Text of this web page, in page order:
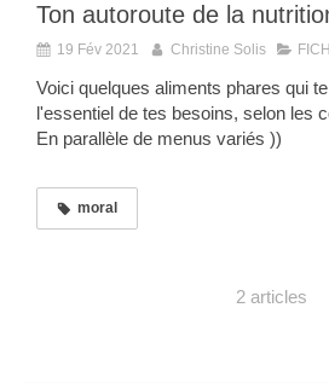
Ton autoroute de la
19 Fév 2021 Christine Solis
Voici quelques aliments phares qui
l'essentiel de tes besoins, selon les
En parallèle de menus variés ))
moral
2 articles